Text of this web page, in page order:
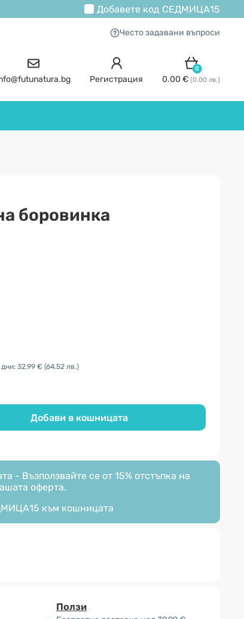
Добавете код СЕДМИЦА15
Често задавани въпроси
Регистрация
0
0.00 € (0.00 лв.)
боровинка
32.99 € (64.52 лв.)
Добави в кошницата
- Възползвайте се от 15% отстъпка на
оферта.
към кошницата
Ползи